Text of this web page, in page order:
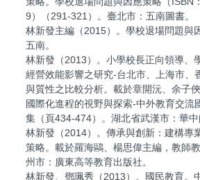
9）（291-321）。臺北市：五南圖書。
林新發主編（2015）。學校退場問題與
五南。
林新發（2013）。小學校長正向領導、
經營效能影響之研究-台北市、上海市、
與質性之比較分析。載於章開沅、余子
國際化進程的視野與探索-中外教育交流
集（頁434-474）。湖北省武漢市：華中
林新發（2014）。傳承與創新：建構專
策略。載於羅海鷗、楊思偉主編，教師
州市：廣東高等教育出版社。
林新發、鄧珮秀（2013）。國民教育。